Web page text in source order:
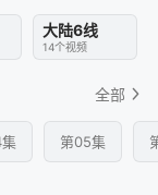
大陆6线
14个视频
全部
第05集